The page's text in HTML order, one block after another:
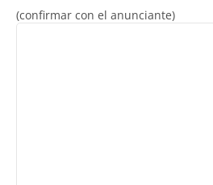
(confirmar con el anunciante)